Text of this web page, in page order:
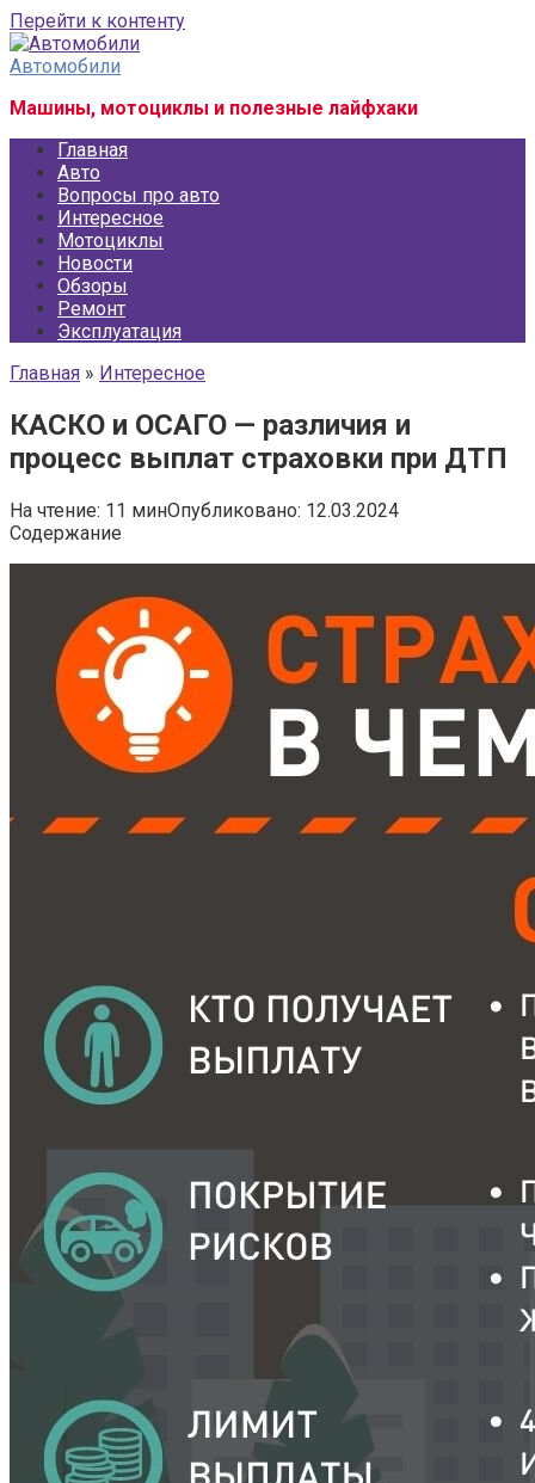
Перейти к контенту
Автомобили
Машины, мотоциклы и полезные лайфхаки
Главная
Авто
Вопросы про авто
Интересное
Мотоциклы
Новости
Обзоры
Ремонт
Эксплуатация
Главная » Интересное
КАСКО и ОСАГО — различия и
процесс выплат страховки при ДТП
На чтение: 11 минОпубликовано: 12.03.2024
Содержание